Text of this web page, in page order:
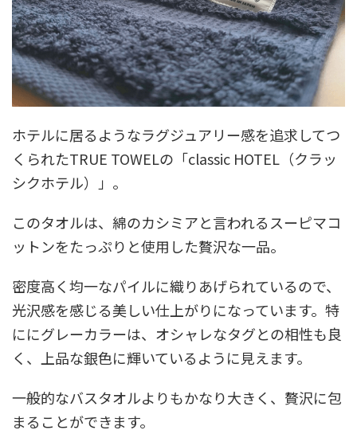
ホテルに居るようなラグジュアリー感を追求してつ
くられたTRUE TOWELの「classic HOTEL（クラッ
シクホテル）」。
このタオルは、綿のカシミアと言われるスーピマコ
ットンをたっぷりと使用した贅沢な一品。
密度高く均一なパイルに織りあげられているので、
光沢感を感じる美しい仕上がりになっています。特
ににグレーカラーは、オシャレなタグとの相性も良
く、上品な銀色に輝いているように見えます。
一般的なバスタオルよりもかなり大きく、贅沢に包
まることができます。